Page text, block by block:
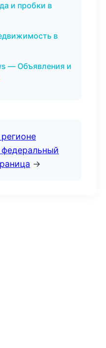
и пробки в
в
— Объявления и
→